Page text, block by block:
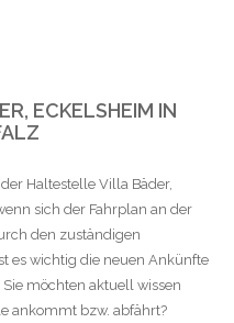
ECKELSHEIM IN
Haltestelle Villa Bäder,
sich der Fahrplan an der
den zuständigen
es wichtig die neuen Ankünfte
möchten aktuell wissen
ankommt bzw. abfährt?